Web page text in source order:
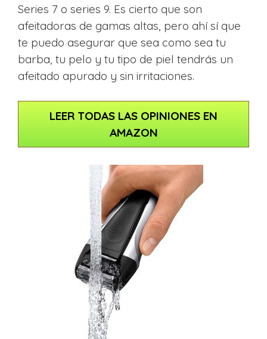
Series 7 o series 9. Es cierto que son
afeitadoras de gamas altas, pero ahí sí que
te puedo asegurar que sea como sea tu
barba, tu pelo y tu tipo de piel tendrás un
afeitado apurado y sin irritaciones.
LEER TODAS LAS OPINIONES EN
AMAZON